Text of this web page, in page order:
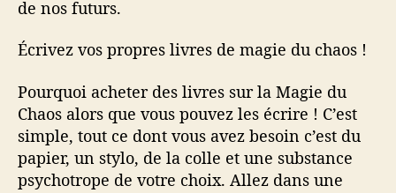
de nos futurs.
Écrivez vos propres livres de magie du chaos !
Pourquoi acheter des livres sur la Magie du
Chaos alors que vous pouvez les écrire ! C’est
simple, tout ce dont vous avez besoin c’est du
papier, un stylo, de la colle et une substance
psychotrope de votre choix. Allez dans une